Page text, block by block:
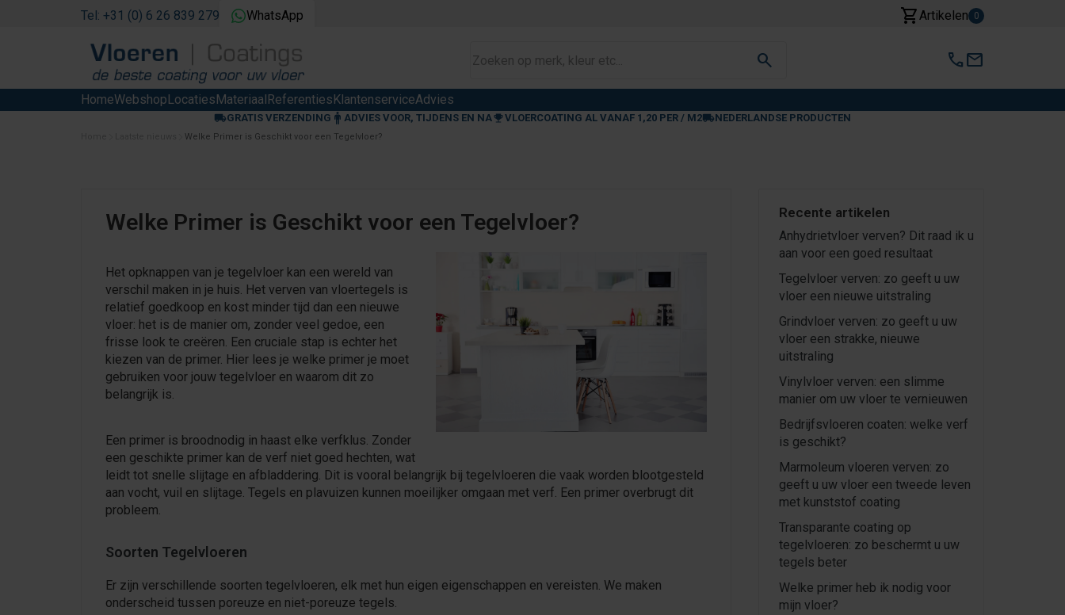
Tel: +31 (0) 6 26 839 279 WhatsApp shopping_cartArtikelen 0
search callmail
HomeWebshopLocatiesMateriaalReferentiesKlantenserviceAdvies
GRATIS VERZENDING ADVIES VOOR, TIJDENS EN NA VLOERCOATING AL VANAF 1,20 PER / M2 NEDERLANDSE PRODUCTEN
Welke Primer is Geschikt voor een Tegelvloer?
Welke Primer is Geschikt voor een Tegelvloer?
Het opknappen van je tegelvloer kan een wereld van
verschil maken in je huis. Het verven van vloertegels is
relatief goedkoop en kost minder tijd dan een nieuwe
vloer: het is de manier om, zonder veel gedoe, een
frisse look te creëren. Een cruciale stap is echter het
kiezen van de primer. Hier lees je welke primer je moet
gebruiken voor jouw tegelvloer en waarom dit zo
belangrijk is.
Een primer is broodnodig in haast elke verfklus. Zonder
een geschikte primer kan de verf niet goed hechten, wat
leidt tot snelle slijtage en afbladdering. Dit is vooral belangrijk bij tegelvloeren die vaak worden blootgesteld
aan vocht, vuil en slijtage. Tegels en plavuizen kunnen moeilijker omgaan met verf. Een primer overbrugt dit
probleem.
Soorten Tegelvloeren
Er zijn verschillende soorten tegelvloeren, elk met hun eigen eigenschappen en vereisten. We maken
onderscheid tussen poreuze en niet-poreuze tegels.
Recente artikelen
Anhydrietvloer verven? Dit raad ik u
aan voor een goed resultaat
Tegelvloer verven: zo geeft u uw
vloer een nieuwe uitstraling
Grindvloer verven: zo geeft u uw
vloer een strakke, nieuwe
uitstraling
Vinylvloer verven: een slimme
manier om uw vloer te vernieuwen
Bedrijfsvloeren coaten: welke verf
is geschikt?
Marmoleum vloeren verven: zo
geeft u uw vloer een tweede leven
met kunststof coating
Transparante coating op
tegelvloeren: zo beschermt u uw
tegels beter
Welke primer heb ik nodig voor
mijn vloer?